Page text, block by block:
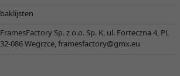
baklijsten
FramesFactory Sp. z o.o. Sp. K, ul. Forteczna 4, PL
32-086 Wegrzce,framesfactory@gmx.eu